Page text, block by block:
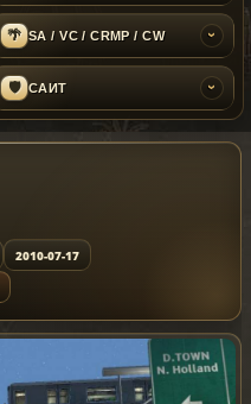
🌴 SA / VC / CRMP / CW ›
🛡 САЙТ ›
2010-07-17